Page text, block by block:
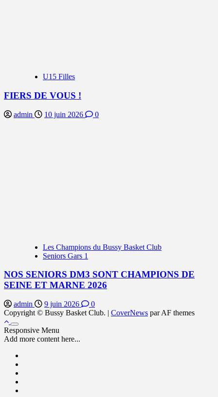
U15 Filles
FIERS DE VOUS !
admin 10 juin 2026 0
Les Champions du Bussy Basket Club
Seniors Gars 1
NOS SENIORS DM3 SONT CHAMPIONS DE
SEINE ET MARNE 2026
admin 9 juin 2026
0
Copyright © Bussy Basket Club. | CoverNews par AF themes
Responsive Menu
Add more content here...